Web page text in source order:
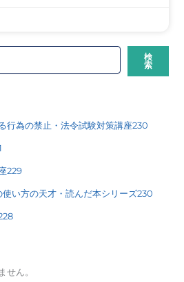
検
索
行為の禁止・法令試験対策講座230
229
い方の天才・読んだ本シリーズ230
せん。